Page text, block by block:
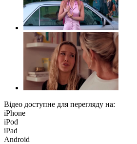
Відео доступне для перегляду на:
iPhone
iPod
iPad
Android